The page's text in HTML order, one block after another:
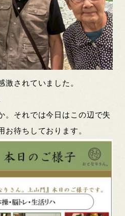
激されていました。
。それでは今日はこの辺で失
お待ちしております。